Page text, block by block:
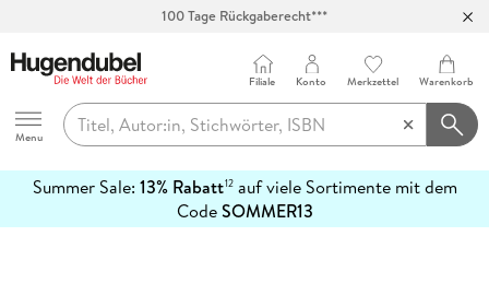
100 Tage Rückgaberecht***
Hugendubel
Menu
Filiale Konto Merkzettel Warenkorb
Summer Sale: 13% Rabatt12auf viele Sortimente mit dem
CodeSOMMER13
erfahren